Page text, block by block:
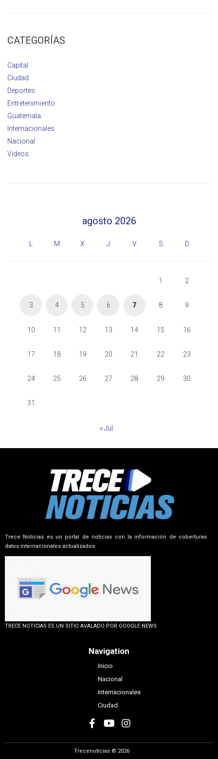
CATEGORÍAS
Capital
Ciudad
Deportes
Entretenimiento
Guatemala
Internacionales
Nacional
Videos
agosto 2026
M X J V S D
1 2
3 4 5 6 7 8 9
10 11 12 13 14 15 16
17 18 19 20 21 22 23
24 25 26 27 28 29 30
31
« Jul
Trece Noticias es un portal de noticias con la información de coberturas
datos internacionales actualizados
TRECE NOTICIAS ES UN SITIO AVALADO POR GOOGLE NEWS
Navigation
Inicio
Nacional
Internacionales
Ciudad
Trecenoticias © 2026